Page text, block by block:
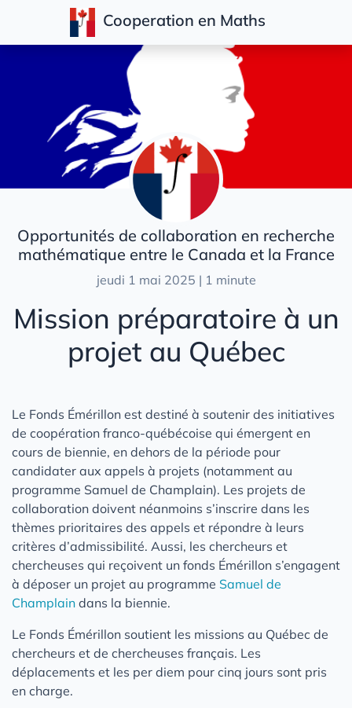
Cooperation en Maths
Opportunités de collaboration en recherche
mathématique entre le Canada et la France
jeudi 1 mai 2025 | 1 minute
Mission préparatoire à un
projet au Québec
Le Fonds Émérillon est destiné à soutenir des initiatives
de coopération franco-québécoise qui émergent en
cours de biennie, en dehors de la période pour
candidater aux appels à projets (notamment au
programme Samuel de Champlain). Les projets de
collaboration doivent néanmoins s’inscrire dans les
thèmes prioritaires des appels et répondre à leurs
critères d’admissibilité. Aussi, les chercheurs et
chercheuses qui reçoivent un fonds Émérillon s’engagent
à déposer un projet au programme Samuel de
Champlain dans la biennie.
Le Fonds Émérillon soutient les missions au Québec de
chercheurs et de chercheuses français. Les
déplacements et les per diem pour cinq jours sont pris
en charge.